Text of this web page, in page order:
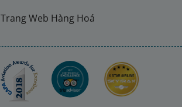
Trang Web Hàng Hoá